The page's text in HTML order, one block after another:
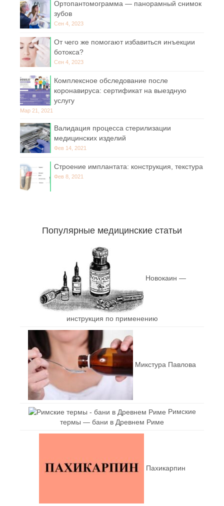
Ортопантомограмма — панорамный снимок
зубов
Сен 4, 2023
От чего же помогают избавиться инъекции
ботокса?
Сен 4, 2023
Комплексное обследование после
коронавируса: сертификат на выездную
услугу
Мар 21, 2021
Валидация процесса стерилизации
медицинских изделий
Фев 14, 2021
Строение имплантата: конструкция, текстура
Фев 8, 2021
Популярные медицинские статьи
Новокаин —
инструкция по применению
Микстура Павлова
Римские
термы — бани в Древнем Риме
Пахикарпин